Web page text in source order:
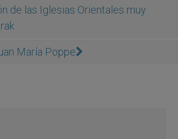
de las Iglesias Orientales muy
María Poppe